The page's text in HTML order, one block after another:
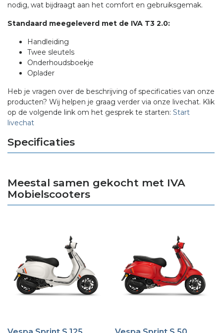
nodig, wat bijdraagt aan het comfort en gebruiksgemak.
Standaard meegeleverd met de IVA T3 2.0:
Handleiding
Twee sleutels
Onderhoudsboekje
Oplader
Heb je vragen over de beschrijving of specificaties van onze
producten? Wij helpen je graag verder via onze livechat. Klik
op de volgende link om het gesprek te starten: Start
livechat
Specificaties
Meestal samen gekocht met IVA
Mobielscooters